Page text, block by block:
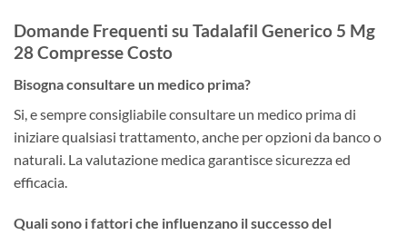
Domande Frequenti su Tadalafil Generico 5 Mg
28 Compresse Costo
Bisogna consultare un medico prima?
Si, e sempre consigliabile consultare un medico prima di
iniziare qualsiasi trattamento, anche per opzioni da banco o
naturali. La valutazione medica garantisce sicurezza ed
efficacia.
Quali sono i fattori che influenzano il successo del